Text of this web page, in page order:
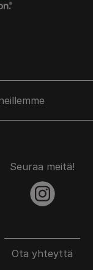
Ota yhteyttä
Seuraa meitä!
instagram